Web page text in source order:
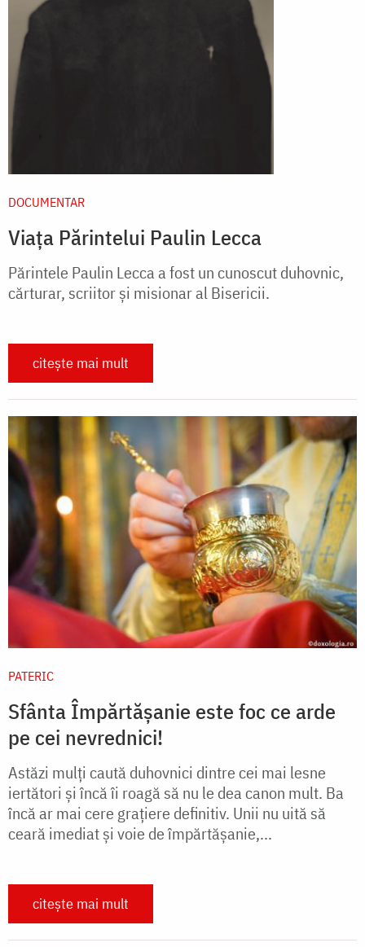
DOCUMENTAR
Viața Părintelui Paulin Lecca
Părintele Paulin Lecca a fost un cunoscut duhovnic,
cărturar, scriitor și misionar al Bisericii.
citește mai mult
PATERIC
Sfânta Împărtășanie este foc ce arde
pe cei nevrednici!
Astăzi mulți caută duhovnici dintre cei mai lesne
iertători și încă îi roagă să nu le dea canon mult. Ba
încă ar mai cere grațiere definitiv. Unii nu uită să
ceară imediat și voie de împărtășanie,...
citește mai mult